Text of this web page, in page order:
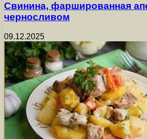
Свинина, фаршированная
черносливом
09.12.2025